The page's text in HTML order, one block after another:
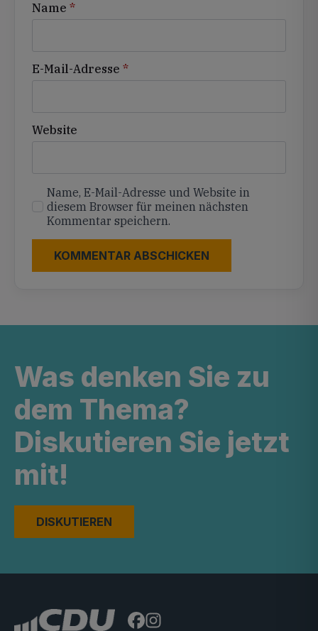
Name *
E-Mail-Adresse *
Website
Name, E-Mail-Adresse und Website in
diesem Browser für meinen nächsten
Kommentar speichern.
Was denken Sie zu
dem Thema?
Diskutieren Sie jetzt
mit!
DISKUTIEREN